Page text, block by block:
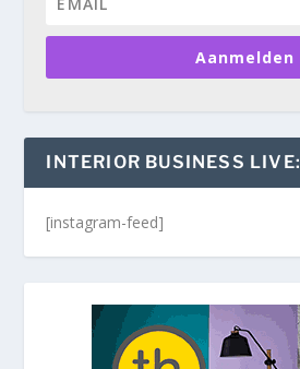
Aanmelden
INTERIOR BUSINESS LIVE:
[instagram-feed]